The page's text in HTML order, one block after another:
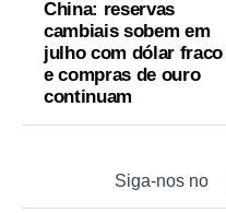
China: reservas
cambiais sobem em
julho com dólar fraco
e compras de ouro
continuam
Siga-nos no